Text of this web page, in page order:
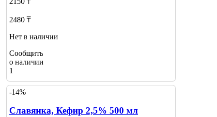
2480 ₸
Нет в наличии
Сообщить
о наличии
1
-14%
Славянка, Кефир 2,5% 500 мл